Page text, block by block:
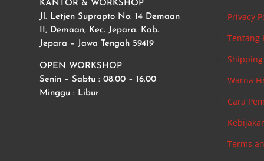
KANTOR & WORKSHOP
Jl. Letjen Suprapto No. 14 Demaan
II, Demaan, Kec. Jepara. Kab.
Jepara – Jawa Tengah 59419
OPEN WORKSHOP
Senin – Sabtu : 08.00 – 16.00
Minggu : Libur
Privacy
Tentang
Warna
Cara
Terms